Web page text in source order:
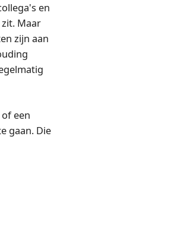
en
Maar
zijn aan
of een
gaan. Die